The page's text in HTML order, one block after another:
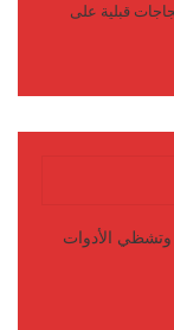
قبلية على
الأدوات